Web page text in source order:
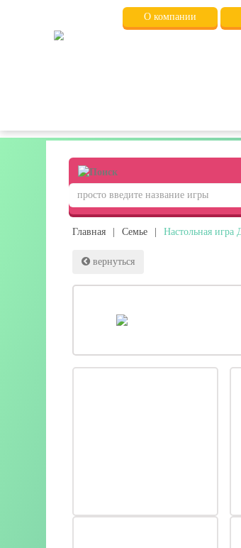
О компании
Главная Семье Настольная игра
вернуться